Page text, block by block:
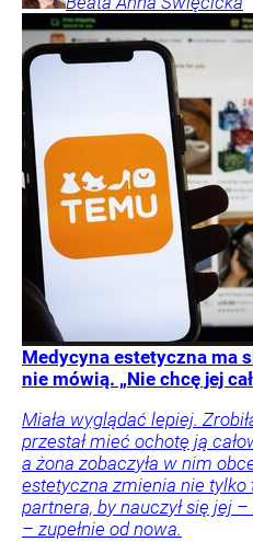
Medycyna estetyczna ma
nie mówią. „Nie chcę jej
Miała wyglądać lepiej.
przestał mieć ochotę ją
a żona zobaczyła w nim
estetyczna zmienia nie
partnera, by nauczył się jej
– zupełnie od nowa.